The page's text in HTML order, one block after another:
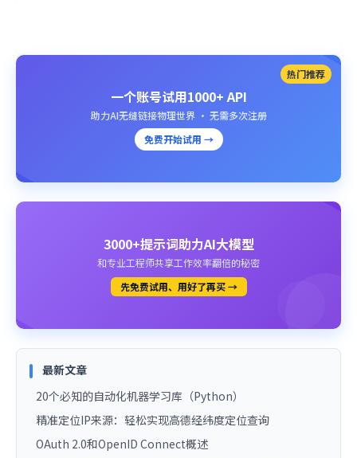
热门推荐
一个账号试用1000+ API
助力AI无缝链接物理世界 · 无需多次注册
免费开始试用 →
3000+提示词助力AI大模型
和专业工程师共享工作效率翻倍的秘密
先免费试用、用好了再买 →
最新文章
20个必知的自动化机器学习库（Python）
精准定位IP来源：轻松实现高德经纬度定位查询
OAuth 2.0和OpenID Connect概述